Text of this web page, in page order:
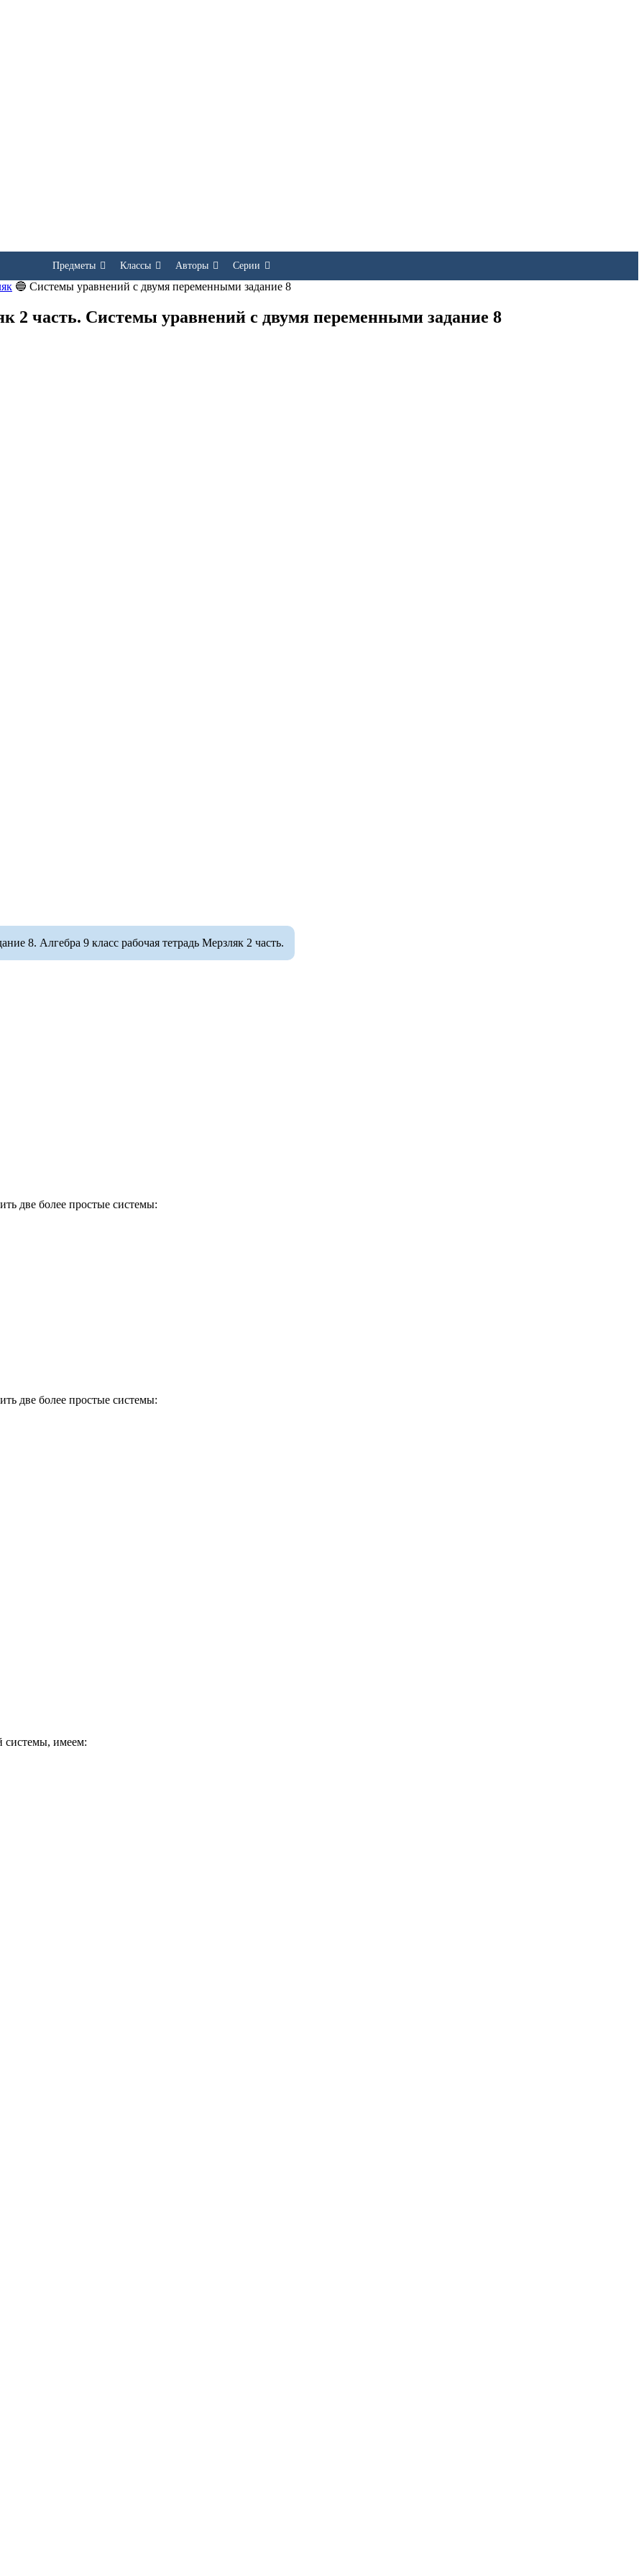
Предметы
Классы Авторы Серии
🔵 Системы уравнений с двумя переменными задание 8
2 часть. Системы уравнений с двумя переменными задание 8
8. Алгебра 9 класс рабочая тетрадь Мерзляк 2 часть.
две более простые системы:
две более простые системы:
системы, имеем: